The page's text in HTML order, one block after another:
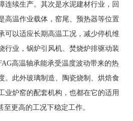
连续生产。其次是水泥建材行业，回
高温作业载体，窑尾、预热器等位置
可以适应长期高温工况，减少停机维
行业，锅炉引风机、焚烧炉排驱动装
高温轴承能承受温度波动带来的热
。此外玻璃制造、陶瓷烧制、烘焙食
业炉窑的配套机构，也都在它的适用
更高的工况下稳定工作。